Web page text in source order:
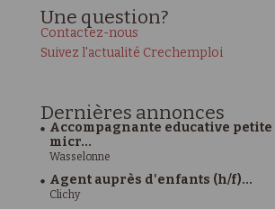
Une question?
Contactez-nous
Suivez l'actualité Crechemploi
Dernières annonces
Accompagnante educative petite
micr...
Wasselonne
Agent auprès d'enfants (h/f)...
Clichy